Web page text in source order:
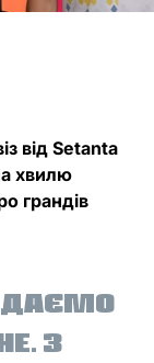
від Setanta
хвилю
грандів
З